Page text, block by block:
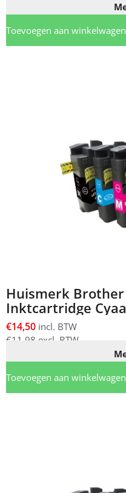
Toevoegen aan winkelwagen
Huismerk Brother
Inktcartridge
€14,50 incl. BTW
€11,98 excl. BTW
Toevoegen aan winkelwagen